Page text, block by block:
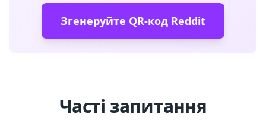
Згенеруйте QR-код Reddit
Часті запитання